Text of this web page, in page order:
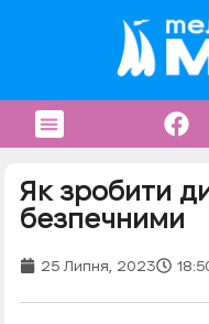
Як зробити
безпечними
25 Липня, 2023